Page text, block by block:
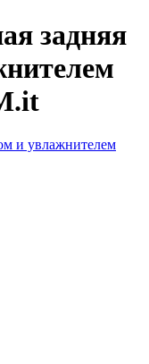
задняя